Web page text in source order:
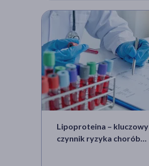
Lipoproteina – kluczowy
czynnik ryzyka chorób